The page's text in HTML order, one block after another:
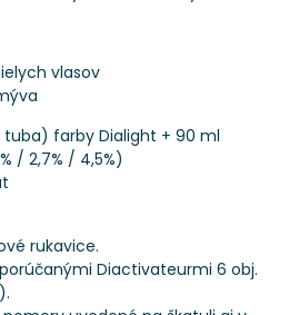
vlasov
tuba) farby Dialight + 90 ml
/ 2,7% / 4,5%)
rukavice.
Diactivateurmi 6 obj.